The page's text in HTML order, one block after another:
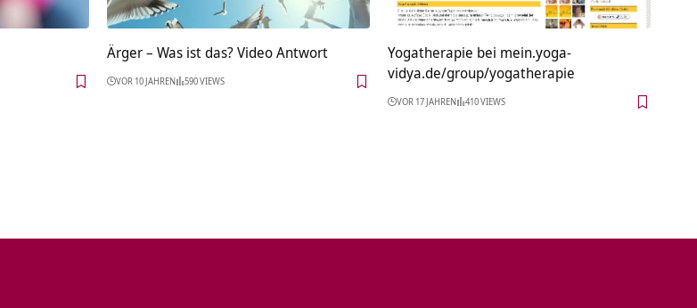
Ärger – Was ist das? Video Antwort
VOR 10 JAHREN 590 VIEWS
Yogatherapie bei mein.yoga-
vidya.de/group/yogatherapie
VOR 17 JAHREN 410 VIEWS